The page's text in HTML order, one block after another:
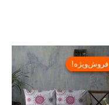
فروش‌ویژه!
فروش‌ویژه!
through
تومان۱۰,۹۲۰,۰۰۰